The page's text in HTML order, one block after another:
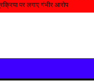
पर लगाए गंभीर आरोप